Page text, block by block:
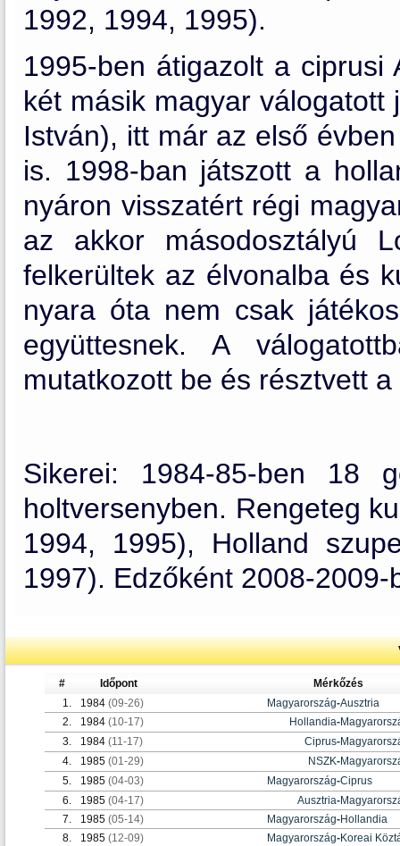
1992, 1994, 1995).
1995-ben átigazolt a ciprusi
két másik magyar
István), itt már az első
is. 1998-ban játszott a
nyáron visszatért régi
az akkor másodosztályú
felkerültek az élvonalba és
nyara óta nem csak
együttesnek. A
mutatkozott be és résztvett a
Sikerei: 1984-85-ben 18
holtversenyben. Rengeteg
1994, 1995), Holland
1997). Edzőként 2008-
# Időpont
Mérkőzés
1.
1984 (09-26) Magyarország-Ausztria
2.
1984 (10-17) Hollandia-
3.
1984 (11-17) Ciprus-
4.
1985 (01-29) NSZK-
5.
1985 (04-03) Magyarország-Ciprus
6.
1985 (04-17) Ausztria-
7.
1985 (05-14) Magyarország-Hollandia
8.
1985 (12-09) Magyarország-Koreai